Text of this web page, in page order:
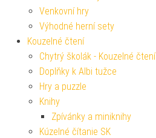
Venkovní hry
Výhodné herní sety
Kouzelné čtení
Chytrý školák - Kouzelné čtení
Doplňky k Albi tužce
Hry a puzzle
Knihy
Zpívánky a miniknihy
Kúzelné čítanie SK